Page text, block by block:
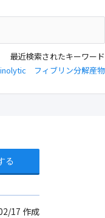
最近検索されたキーワード
フィブリン分解産物
る
17 作成